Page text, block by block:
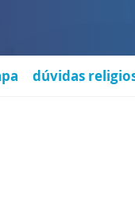
dúvidas